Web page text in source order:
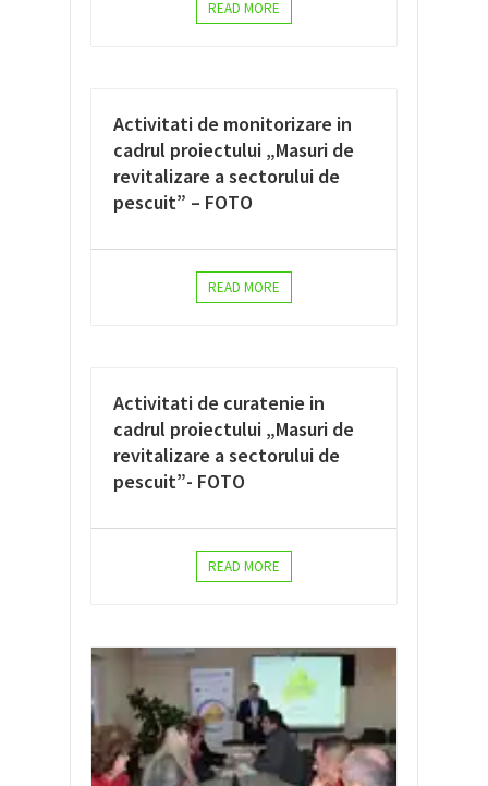
READ MORE
Activitati de monitorizare in
cadrul proiectului „Masuri de
revitalizare a sectorului de
pescuit” – FOTO
READ MORE
Activitati de curatenie in
cadrul proiectului „Masuri de
revitalizare a sectorului de
pescuit”- FOTO
READ MORE